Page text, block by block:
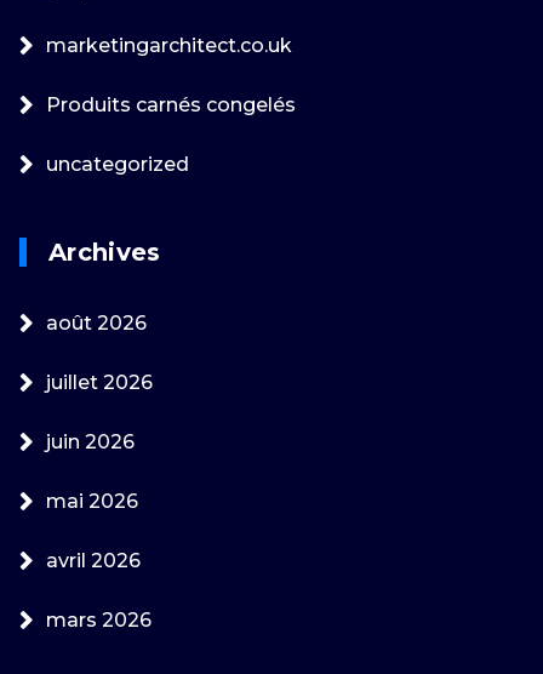
marketingarchitect.co.uk
Produits carnés congelés
uncategorized
Archives
août 2026
juillet 2026
juin 2026
mai 2026
avril 2026
mars 2026